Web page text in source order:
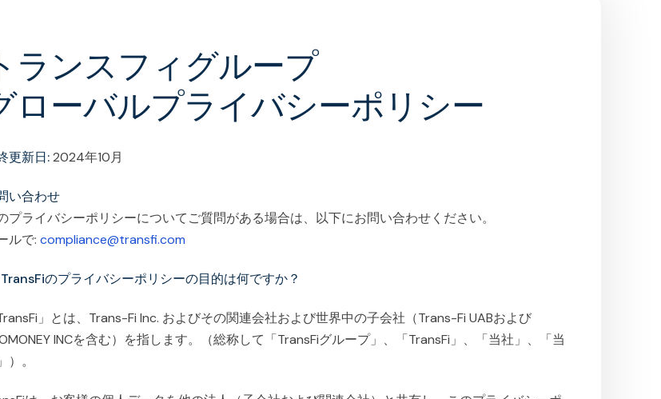
ランスフィグループ
ローバルプライバシーポリシー
更新日:2024年10月
い合わせ
プライバシーポリシーについてご質問がある場合は、以下にお問い合わせください。
ルで:compliance@transfi.com
TransFiのプライバシーポリシーの目的は何ですか？
TransFi」とは、Trans-Fi Inc. およびその関連会社および世界中の子会社（Trans-Fi UABおよび
INCを含む）を指します。（総称して「TransFiグループ」、「TransFi」、「当社」、「当
）。